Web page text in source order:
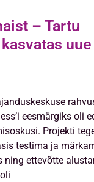
– Tartu
eesmärgiks oli
Projekti
testima ja
ning ettevõtte